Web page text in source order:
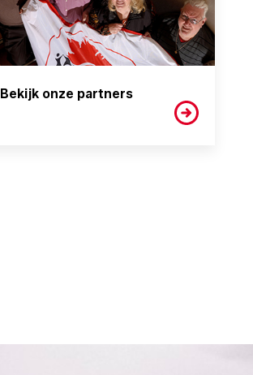
Bekijk onze partners